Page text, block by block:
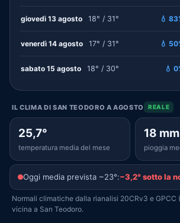
giovedì 13 agosto 18° / 31° 💧
venerdì 14 agosto 17° / 31° 💧
sabato 15 agosto 18° / 30° 💧
IL CLIMA DI SAN TEODORO A AGOSTO REALE
25,7°
temperatura media del mese
18 mm
pioggia
Oggi media prevista ~23°:−3,2° sotto la
Normali climatiche dalla rianalisi 20CRv3 e GPCC
vicina a San Teodoro.